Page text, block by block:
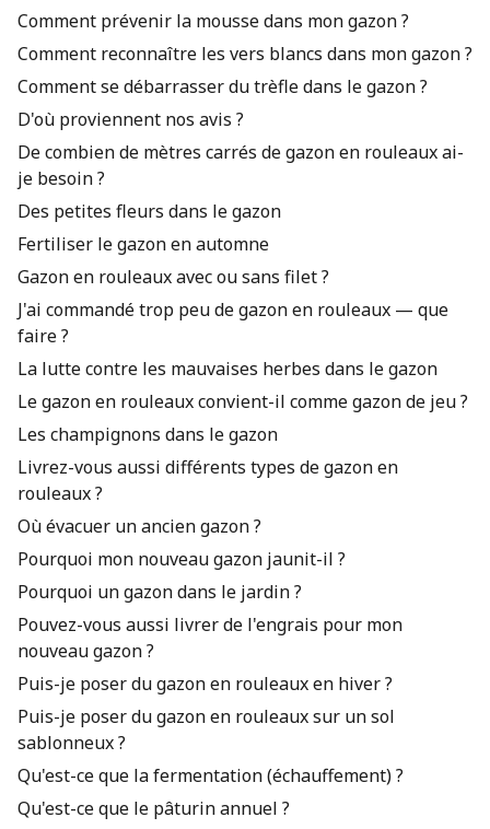
Comment prévenir la mousse dans mon gazon ?
Comment reconnaître les vers blancs dans mon gazon ?
Comment se débarrasser du trèfle dans le gazon ?
D'où proviennent nos avis ?
De combien de mètres carrés de gazon en rouleaux ai-
je besoin ?
Des petites fleurs dans le gazon
Fertiliser le gazon en automne
Gazon en rouleaux avec ou sans filet ?
J'ai commandé trop peu de gazon en rouleaux — que
faire ?
La lutte contre les mauvaises herbes dans le gazon
Le gazon en rouleaux convient-il comme gazon de jeu ?
Les champignons dans le gazon
Livrez-vous aussi différents types de gazon en
rouleaux ?
Où évacuer un ancien gazon ?
Pourquoi mon nouveau gazon jaunit-il ?
Pourquoi un gazon dans le jardin ?
Pouvez-vous aussi livrer de l'engrais pour mon
nouveau gazon ?
Puis-je poser du gazon en rouleaux en hiver ?
Puis-je poser du gazon en rouleaux sur un sol
sablonneux ?
Qu'est-ce que la fermentation (échauffement) ?
Qu'est-ce que le pâturin annuel ?